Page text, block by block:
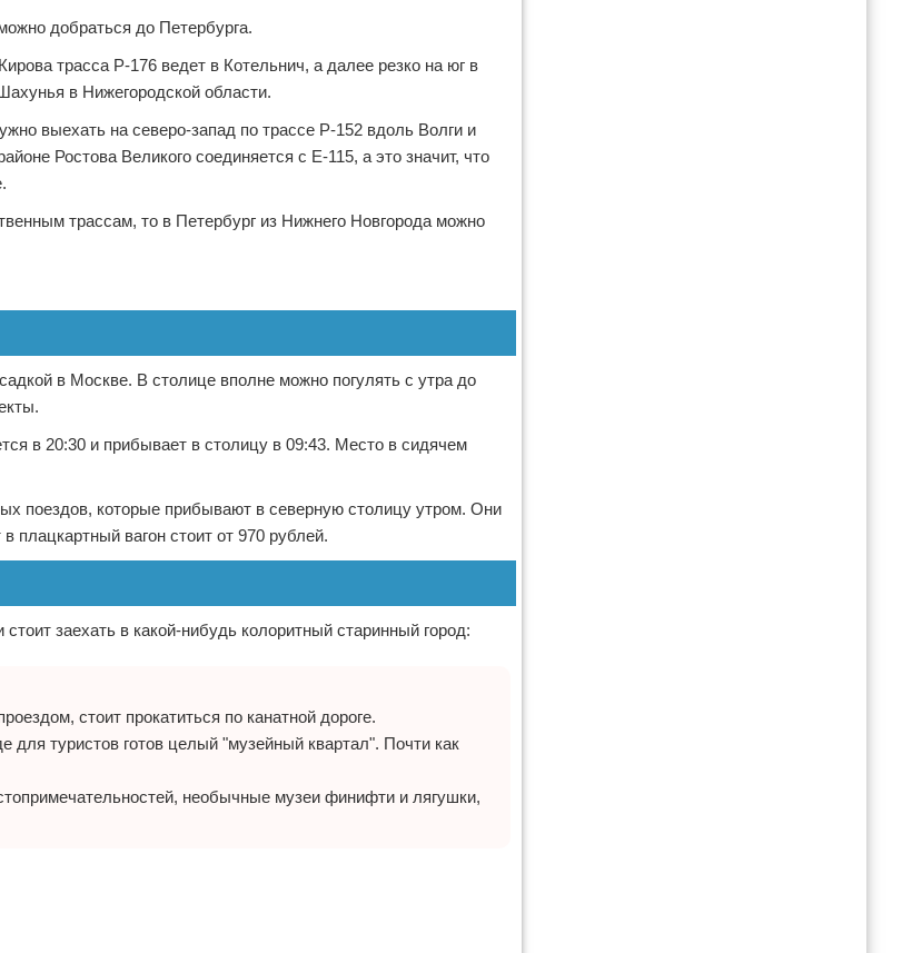
добраться до Петербурга.
трасса Р-176 ведет в Котельнич, а далее резко на юг в
в Нижегородской области.
выехать на северо-запад по трассе Р-152 вдоль Волги и
Ростова Великого соединяется с Е-115, а это значит, что
трассам, то в Петербург из Нижнего Новгорода можно
в Москве. В столице вполне можно погулять с утра до
в 20:30 и прибывает в столицу в 09:43. Место в сидячем
поездов, которые прибывают в северную столицу утром. Они
плацкартный вагон стоит от 970 рублей.
заехать в какой-нибудь колоритный старинный город:
стоит прокатиться по канатной дороге.
туристов готов целый "музейный квартал". Почти как
необычные музеи финифти и лягушки,